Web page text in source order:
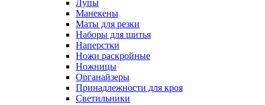
Лупы
Манекены
Маты для резки
Наборы для шитья
Наперстки
Ножи раскройные
Ножницы
Органайзеры
Принадлежности для кроя
Светильники